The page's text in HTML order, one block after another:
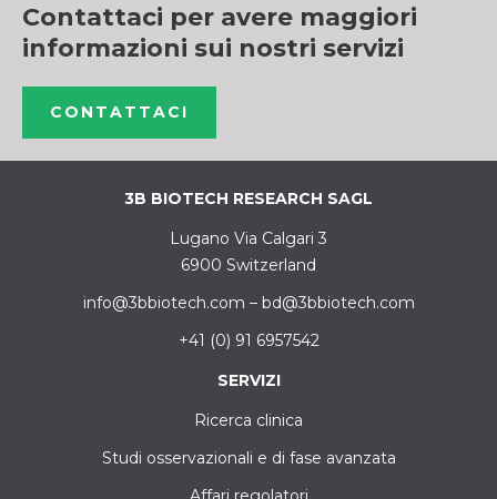
Contattaci per avere maggiori
informazioni sui nostri servizi
CONTATTACI
3B BIOTECH RESEARCH SAGL
Lugano Via Calgari 3
6900 Switzerland
info@3bbiotech.com – bd@3bbiotech.com
+41 (0) 91 6957542
SERVIZI
Ricerca clinica
Studi osservazionali e di fase avanzata